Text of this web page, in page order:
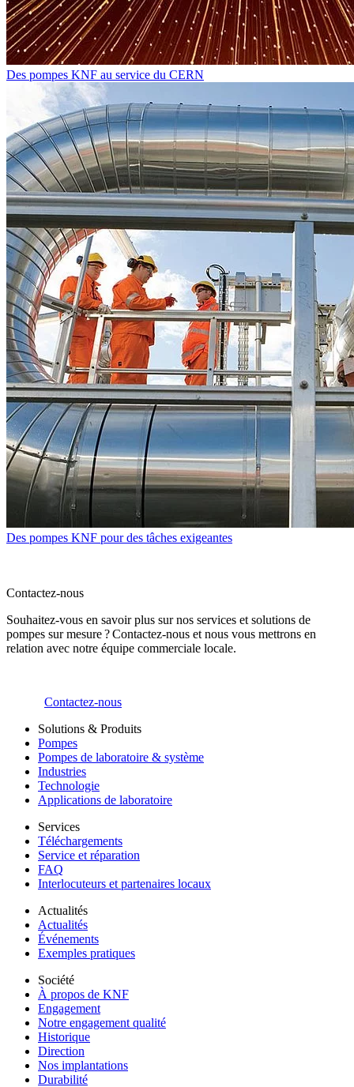
Des pompes KNF au service du CERN
Des pompes KNF pour des tâches exigeantes
Contactez-nous
Souhaitez-vous en savoir plus sur nos services et solutions de
pompes sur mesure ? Contactez-nous et nous vous mettrons en
relation avec notre équipe commerciale locale.
Contactez-nous
Solutions & Produits
Pompes
Pompes de laboratoire & système
Industries
Technologie
Applications de laboratoire
Services
Téléchargements
Service et réparation
FAQ
Interlocuteurs et partenaires locaux
Actualités
Actualités
Événements
Exemples pratiques
Société
À propos de KNF
Engagement
Notre engagement qualité
Historique
Direction
Nos implantations
Durabilité